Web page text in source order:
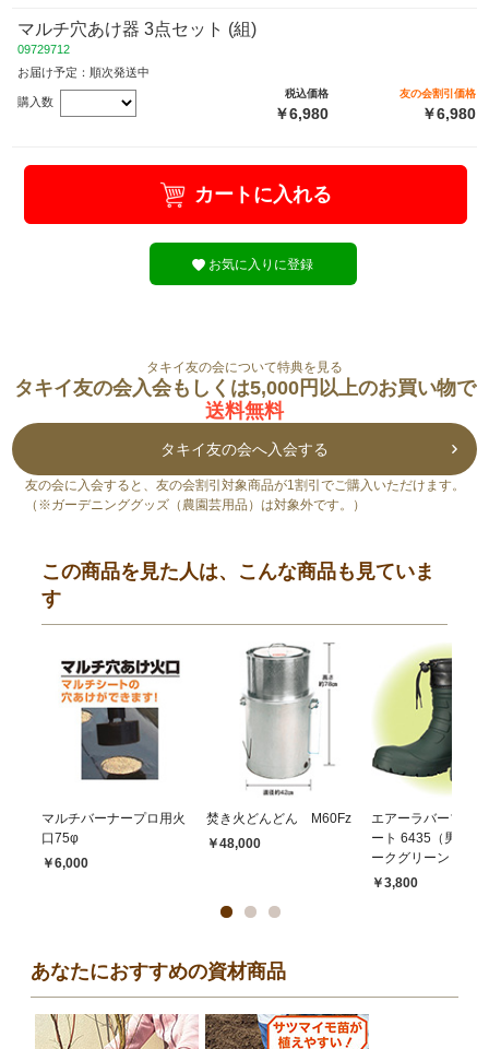
マルチ穴あけ器 3点セット (組)
09729712
お届け予定：順次発送中
購入数
税込価格
￥6,980
友の会割引価格
￥6,980
カートに入れる
お気に入りに登録
タキイ友の会について特典を見る
タキイ友の会入会もしくは5,000円以上のお買い物で
送料無料
タキイ友の会へ入会する
友の会に入会すると、友の会割引対象商品が1割引でご購入いただけます。
（※ガーデニンググッズ（農園芸用品）は対象外です。）
この商品を見た人は、こんな商品も見ていま
す
マルチバーナープロ用火
口75φ
￥6,000
焚き火どんどん M60Fz
￥48,000
エアーラバーブー
ート 6435（男性
ークグリーン M
￥3,800
あなたにおすすめの資材商品